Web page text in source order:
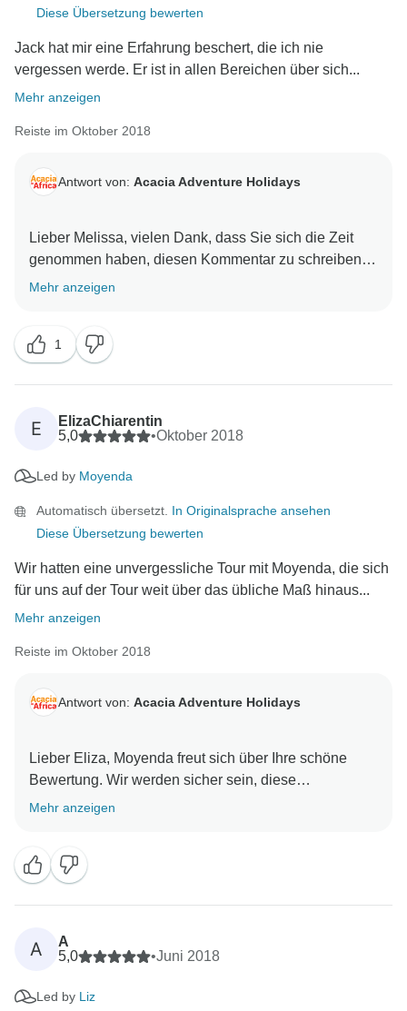
Diese Übersetzung bewerten
Jack hat mir eine Erfahrung beschert, die ich nie
vergessen werde. Er ist in allen Bereichen über sich...
Mehr anzeigen
Reiste im Oktober 2018
Antwort von: Acacia Adventure Holidays
Lieber Melissa, vielen Dank, dass Sie sich die Zeit
genommen haben, diesen Kommentar zu schreiben.
Wir werden sicher sein, Ihre Ergänzungen an Jack
Mehr anzeigen
1
E
ElizaChiarentin
5,0
•Oktober 2018
Led by Moyenda
Automatisch übersetzt. In Originalsprache ansehen
Diese Übersetzung bewerten
Wir hatten eine unvergessliche Tour mit Moyenda, die sich
für uns auf der Tour weit über das übliche Maß hinaus...
Mehr anzeigen
Reiste im Oktober 2018
Antwort von: Acacia Adventure Holidays
Lieber Eliza, Moyenda freut sich über Ihre schöne
Bewertung. Wir werden sicher sein, diese
erstaunlichen Ergänzungen an ihn weiterzugeben. Mit
Mehr anzeigen
A
A
5,0
•Juni 2018
Led by Liz